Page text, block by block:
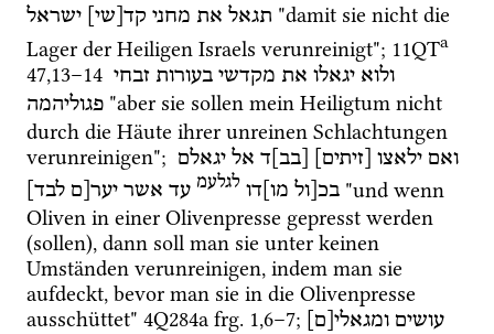
תגאל את מחני קד[שי] ישראל
"damit sie nicht die
Lager der Heiligen Israels verunreinigt"; 11QTa
47,13–14 ולוא יגאלו את מקדשי בעורות זבחי
פגוליהמה "aber sie sollen mein Heiligtum nicht
durch die Häute ihrer unreinen Schlachtungen
verunreinigen";
ואם ילאצו [זיתים] [בב]ד אל יגאלם
בכ[ול מו]דו לגלעמ עד אשר יער[ם לבד]
"und wenn
Oliven in einer Olivenpresse gepresst werden
(sollen), dann soll man sie unter keinen
Umständen verunreinigen, indem man sie
aufdeckt, bevor man sie in die Olivenpresse
ausschüttet" 4Q284a frg. 1,6–7; עושים ומגאלי[ם]